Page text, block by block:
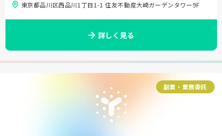
東京都品川区西品川1丁目1-1 住友不動産大崎ガーデンタワー9F
詳しく見る
副業・業務委託